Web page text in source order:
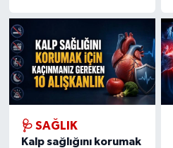
🩺 SAĞLIK
Kalp sağlığını korumak